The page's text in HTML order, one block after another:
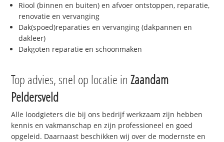
Riool (binnen en buiten) en afvoer ontstoppen, reparatie,
renovatie en vervanging
Dak(spoed)reparaties en vervanging (dakpannen en
dakleer)
Dakgoten reparatie en schoonmaken
Top advies, snel op locatie inZaandam
Peldersveld
Alle loodgieters die bij ons bedrijf werkzaam zijn hebben
kennis en vakmanschap en zijn professioneel en goed
opgeleid. Daarnaast beschikken wij over de modernste en